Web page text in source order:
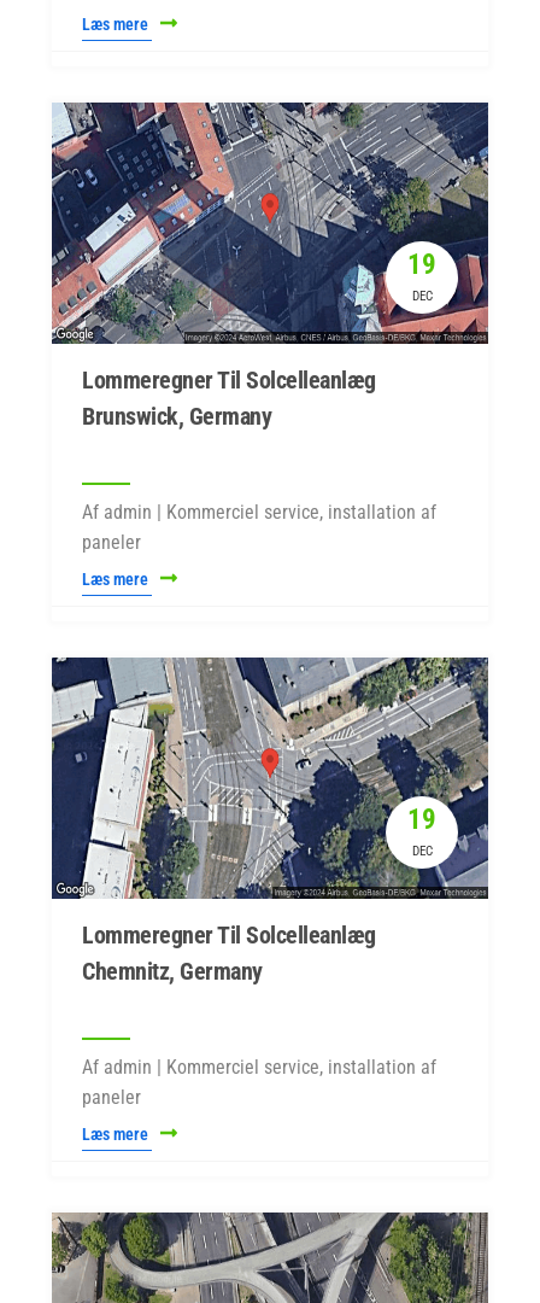
Læs mere
19
DEC
Lommeregner Til Solcelleanlæg
Brunswick, Germany
Af admin | Kommerciel service, installation af
paneler
Læs mere
19
DEC
Lommeregner Til Solcelleanlæg
Chemnitz, Germany
Af admin | Kommerciel service, installation af
paneler
Læs mere